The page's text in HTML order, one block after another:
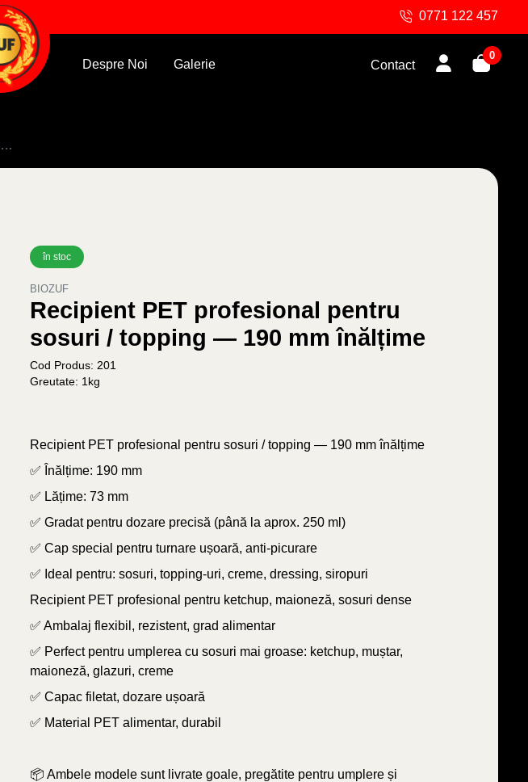
0771 122 457
Despre Noi Galerie Contact
0
în stoc
BIOZUF
Recipient PET profesional pentru
sosuri / topping — 190 mm înălțime
Cod Produs: 201
Greutate: 1kg
Recipient PET profesional pentru sosuri / topping — 190 mm înălțime
✅ Înălțime: 190 mm
✅ Lățime: 73 mm
✅ Gradat pentru dozare precisă (până la aprox. 250 ml)
✅ Cap special pentru turnare ușoară, anti-picurare
✅ Ideal pentru: sosuri, topping-uri, creme, dressing, siropuri
Recipient PET profesional pentru ketchup, maioneză, sosuri dense
✅ Ambalaj flexibil, rezistent, grad alimentar
✅ Perfect pentru umplerea cu sosuri mai groase: ketchup, muștar,
maioneză, glazuri, creme
✅ Capac filetat, dozare ușoară
✅ Material PET alimentar, durabil
📦 Ambele modele sunt livrate goale, pregătite pentru umplere și